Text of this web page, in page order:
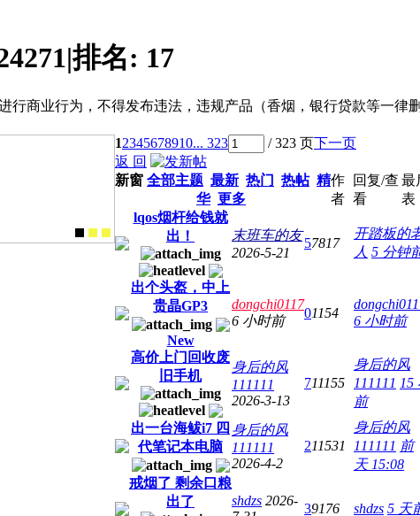
|排名: 17
商业行为，不得发布违法，违规产品（香烟，银行贷款等一律删
12345678910... 323 / 323 页下一页
返 回
新窗 全部主题 最新 热门 热帖 精
华 更多
作
者
回复/查
看
最
表
lqos烟杆给钱就
出！
末班车的友
2026-5-21
57817
开踏板的
人 5 分钟
出个头盔，中上
贵晶GP3
New
dongchi0117
6 小时前
01154
6 小时前
高价上门回收废
旧手机
身后的风
111111
2026-3-13
711155
身后的风
111111 15
前
出一台海鲅i7 四
代笔记本电脑
身后的风
111111
2026-4-2
211531
身后的风
111111 前
天 15:08
戒烟了 剩余口粮
出了
shdzs 2026-
39176 shdzs 5 天